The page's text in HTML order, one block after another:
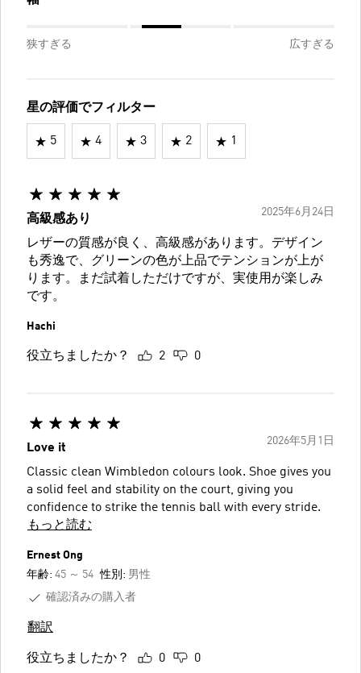
狭すぎる 広すぎる
星の評価でフィルター
5 4 3 2 1
2025年6月24日
高級感あり
レザーの質感が良く、高級感があります。デザイン
も秀逸で、グリーンの色が上品でテンションが上が
ります。まだ試着しただけですが、実使用が楽しみ
です。
Hachi
役立ちましたか？ 2 0
2026年5月1日
Love it
Classic clean Wimbledon colours look. Shoe gives you
a solid feel and stability on the court, giving you
confidence to strike the tennis ball with every stride.
もっと読む
Ernest Ong
年齢: 45 ～ 54 性別: 男性
確認済みの購入者
翻訳
役立ちましたか？ 0 0